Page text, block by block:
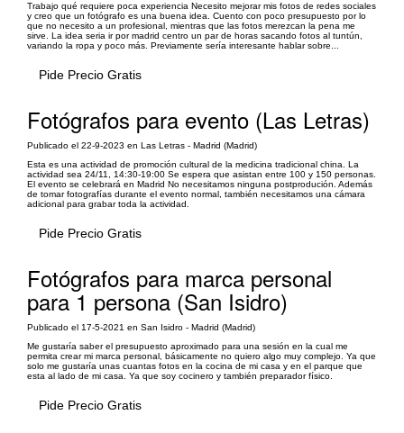
Trabajo qué requiere poca experiencia Necesito mejorar mis fotos de redes sociales
y creo que un fotógrafo es una buena idea. Cuento con poco presupuesto por lo
que no necesito a un profesional, mientras que las fotos merezcan la pena me
sirve. La idea seria ir por madrid centro un par de horas sacando fotos al tuntún,
variando la ropa y poco más. Previamente sería interesante hablar sobre...
Pide Precio Gratis
Fotógrafos para evento (Las Letras)
Publicado el 22-9-2023 en Las Letras - Madrid (Madrid)
Esta es una actividad de promoción cultural de la medicina tradicional china. La
actividad sea 24/11, 14:30-19:00 Se espera que asistan entre 100 y 150 personas.
El evento se celebrará en Madrid No necesitamos ninguna postprodución. Además
de tomar fotografías durante el evento normal, también necesitamos una cámara
adicional para grabar toda la actividad.
Pide Precio Gratis
Fotógrafos para marca personal
para 1 persona (San Isidro)
Publicado el 17-5-2021 en San Isidro - Madrid (Madrid)
Me gustaría saber el presupuesto aproximado para una sesión en la cual me
permita crear mi marca personal, básicamente no quiero algo muy complejo. Ya que
solo me gustaría unas cuantas fotos en la cocina de mi casa y en el parque que
esta al lado de mi casa. Ya que soy cocinero y también preparador físico.
Pide Precio Gratis